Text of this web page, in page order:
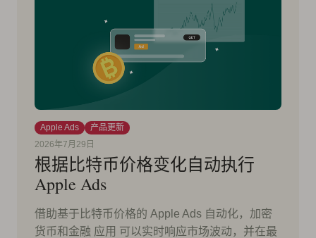
Apple Ads
产品更新
2026年7月29日
根据比特币价格变化自动执行
Apple Ads
借助基于比特币价格的 Apple Ads 自动化，加密
货币和金融 应用 可以实时响应市场波动，并在最